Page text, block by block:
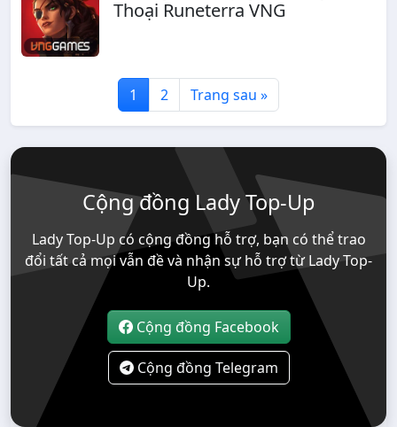
Thoại Runeterra VNG
1 2 Trang sau »
Cộng đồng Lady Top-Up
Lady Top-Up có cộng đồng hỗ trợ, bạn có thể trao
đổi tất cả mọi vẫn đề và nhận sự hỗ trợ từ Lady Top-
Up.
Cộng đồng Facebook
Cộng đồng Telegram